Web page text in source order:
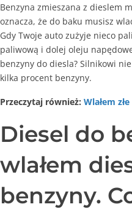
Benzyna zmieszana z dieslem
oznacza, że do baku musisz
Gdy Twoje auto zużyje nieco
paliwową i dolej oleju
benzyny do diesla? Silnikowi
kilka procent benzyny.
Przeczytaj również: Wlałem
Diesel do
wlałem
benzyny.